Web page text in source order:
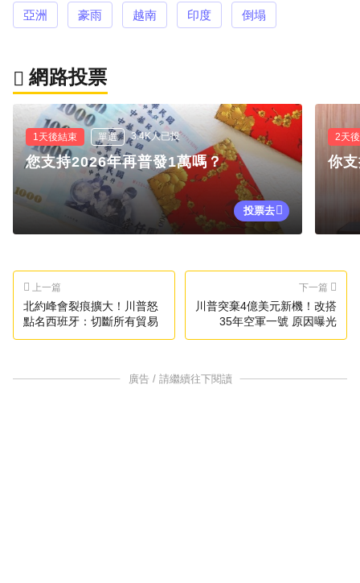
亞洲 豪雨 越南 印度 倒塌
網路投票
1天後結束 單選 3.4K人已投
您支持2026年再普發1萬嗎？
投票去
2天
你
上一篇
北約峰會裂痕擴大！川普怒
點名西班牙：切斷所有貿易
下一篇
川普突棄4億美元新機！改搭
35年空軍一號 原因曝光
廣告 / 請繼續往下閱讀